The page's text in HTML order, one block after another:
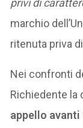
marchio
ritenuta priva
Nei confronti
Richiedente la
appello